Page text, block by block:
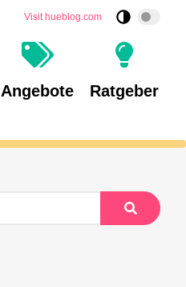
Visit hueblog.com
Angebote Ratgeber